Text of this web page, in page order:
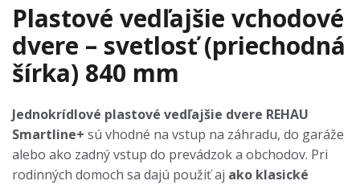
Plastové vedľajšie vchodové
dvere – svetlosť (priechodná
šírka) 840 mm
Jednokrídlové plastové vedľajšie dvere REHAU
Smartline+ sú vhodné na vstup na záhradu, do garáže
alebo ako zadný vstup do prevádzok a obchodov. Pri
rodinných domoch sa dajú použiť aj ako klasické